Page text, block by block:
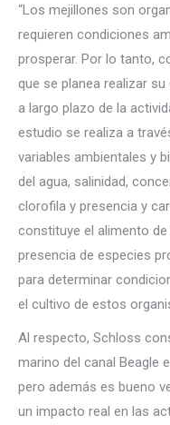
“Los mejillones son
requieren condiciones
prosperar. Por lo tanto,
que se planea realizar
a largo plazo de la
estudio se realiza a
variables ambientales y
del agua, salinidad,
clorofila y presencia y
constituye el alimento
presencia de especies
para determinar
el cultivo de estos
Al respecto, Schloss
marino del canal Beagle
pero además es bueno
un impacto real en las